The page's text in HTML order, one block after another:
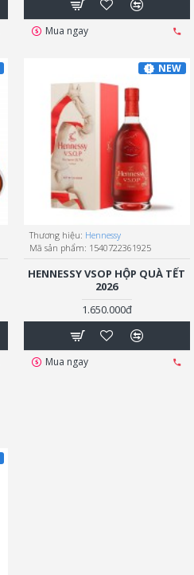
Mua ngay
NEW
Thương hiệu: Hennessy
Mã sản phẩm: 1540722361925
HENNESSY VSOP HỘP QUÀ TẾT
2026
1.650.000đ
Mua ngay